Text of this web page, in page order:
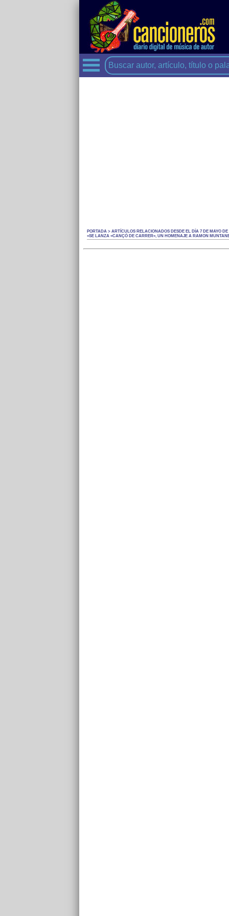
PORTADA > ARTÍCULOS RELACIONADOS DESDE EL DÍA 7 DE MAYO DE
«SE LANZA «CANÇÓ DE CARRER», UN HOMENAJE A RAMON